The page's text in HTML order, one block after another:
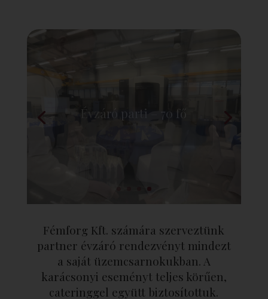
Évzáró parti – 70 fő
Fémforg Kft. számára szerveztünk
partner évzáró rendezvényt mindezt
a saját üzemcsarnokukban. A
karácsonyi eseményt teljes körűen,
cateringgel együtt biztosítottuk.